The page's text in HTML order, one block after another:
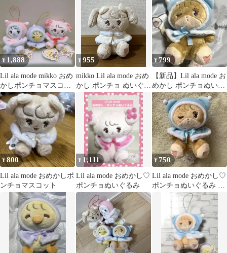
セット
¥ 1,888
Lil ala mode mikko おめ
かしポンチョマスコッ
ト 3種
¥955
mikko Lil ala mode おめ
かし ポンチョ ぬいぐる
み ナッツ
¥799
【新品】Lil ala mode お
めかし ポンチョぬいぐ
るみ ラテ
¥800
Lil ala mode おめかしポ
ンチョマスコット
¥ 1,111
Lil ala mode おめかし♡
ポンチョぬいぐるみ
¥750
Lil ala mode おめかし♡
ポンチョぬいぐるみ ラ
テ mikko